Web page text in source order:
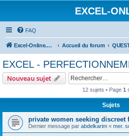
EXCEL-
FAQ
Excel-Online.net Accueil du forum
EXCEL -
Nouveau sujet
12 sujets • Page 1
Sujets
private women seeking discreet
Dernier message par abdelkarim « mer.